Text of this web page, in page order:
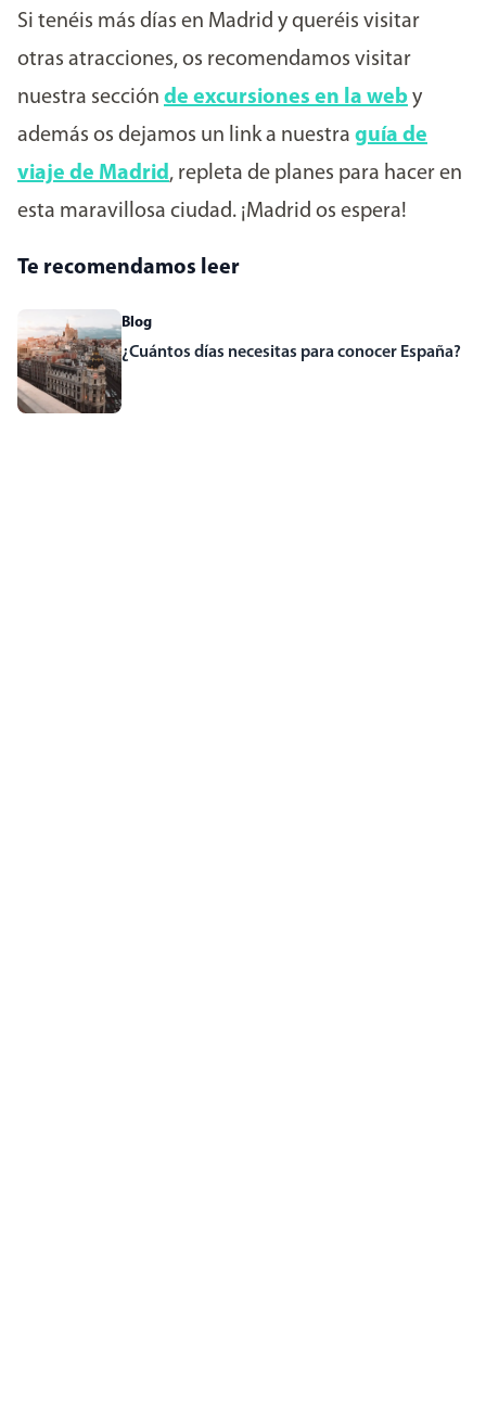
Si tenéis más días en Madrid y queréis visitar
otras atracciones, os recomendamos visitar
nuestra sección de excursiones en la web y
además os dejamos un link a nuestra guía de
viaje de Madrid , repleta de planes para hacer en
esta maravillosa ciudad. ¡Madrid os espera!
Te recomendamos leer
Blog
¿Cuántos días necesitas para conocer España?